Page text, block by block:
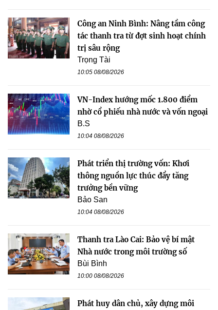
Công an Ninh Bình: Nâng tầm công
tác thanh tra từ đợt sinh hoạt chính
trị sâu rộng
Trọng Tài
10:05 08/08/2026
VN-Index hướng mốc 1.800 điểm
nhờ cổ phiếu nhà nước và vốn ngoại
B.S
10:04 08/08/2026
Phát triển thị trường vốn: Khơi
thông nguồn lực thúc đẩy tăng
trưởng bền vững
Bảo San
10:04 08/08/2026
Thanh tra Lào Cai: Bảo vệ bí mật
Nhà nước trong môi trường số
Bùi Bình
10:00 08/08/2026
Phát huy dân chủ, xây dựng môi